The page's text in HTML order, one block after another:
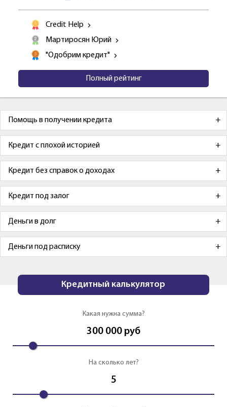
Credit Help
Мартиросян Юрий
"Одобрим кредит"
Полный рейтинг
Помощь в получении кредита
Кредит с плохой историей
Кредит без справок о доходах
Кредит под залог
Деньги в долг
Деньги под расписку
Кредитный калькулятор
Какая нужна сумма?
300 000 руб
На сколько лет?
5